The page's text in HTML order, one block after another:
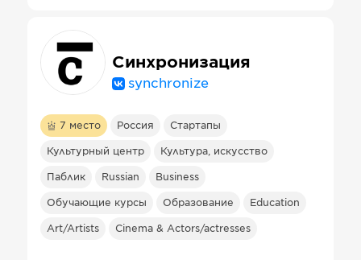
Синхронизация
synchronize
7 место Россия Стартапы
Культурный центр Культура, искусство
Паблик Russian Business
Обучающие курсы Образование Education
Art/Artists Cinema & Actors/actresses